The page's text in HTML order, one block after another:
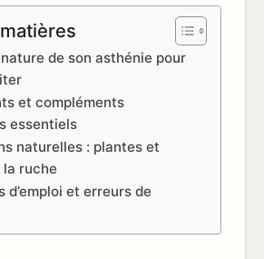
de son asthénie pour
et compléments
essentiels
naturelles : plantes et
la ruche
d’emploi et erreurs de